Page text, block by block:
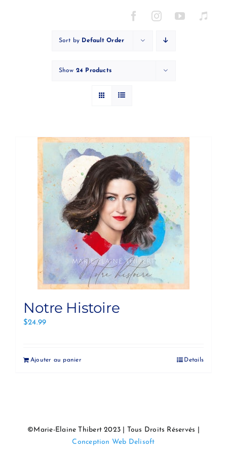
Sort by Default Order
Show 24 Products
Notre Histoire
$24.99
Ajouter au panier Details
©Marie-Elaine Thibert 2023 | Tous Droits Réservés |
Conception Web Delisoft